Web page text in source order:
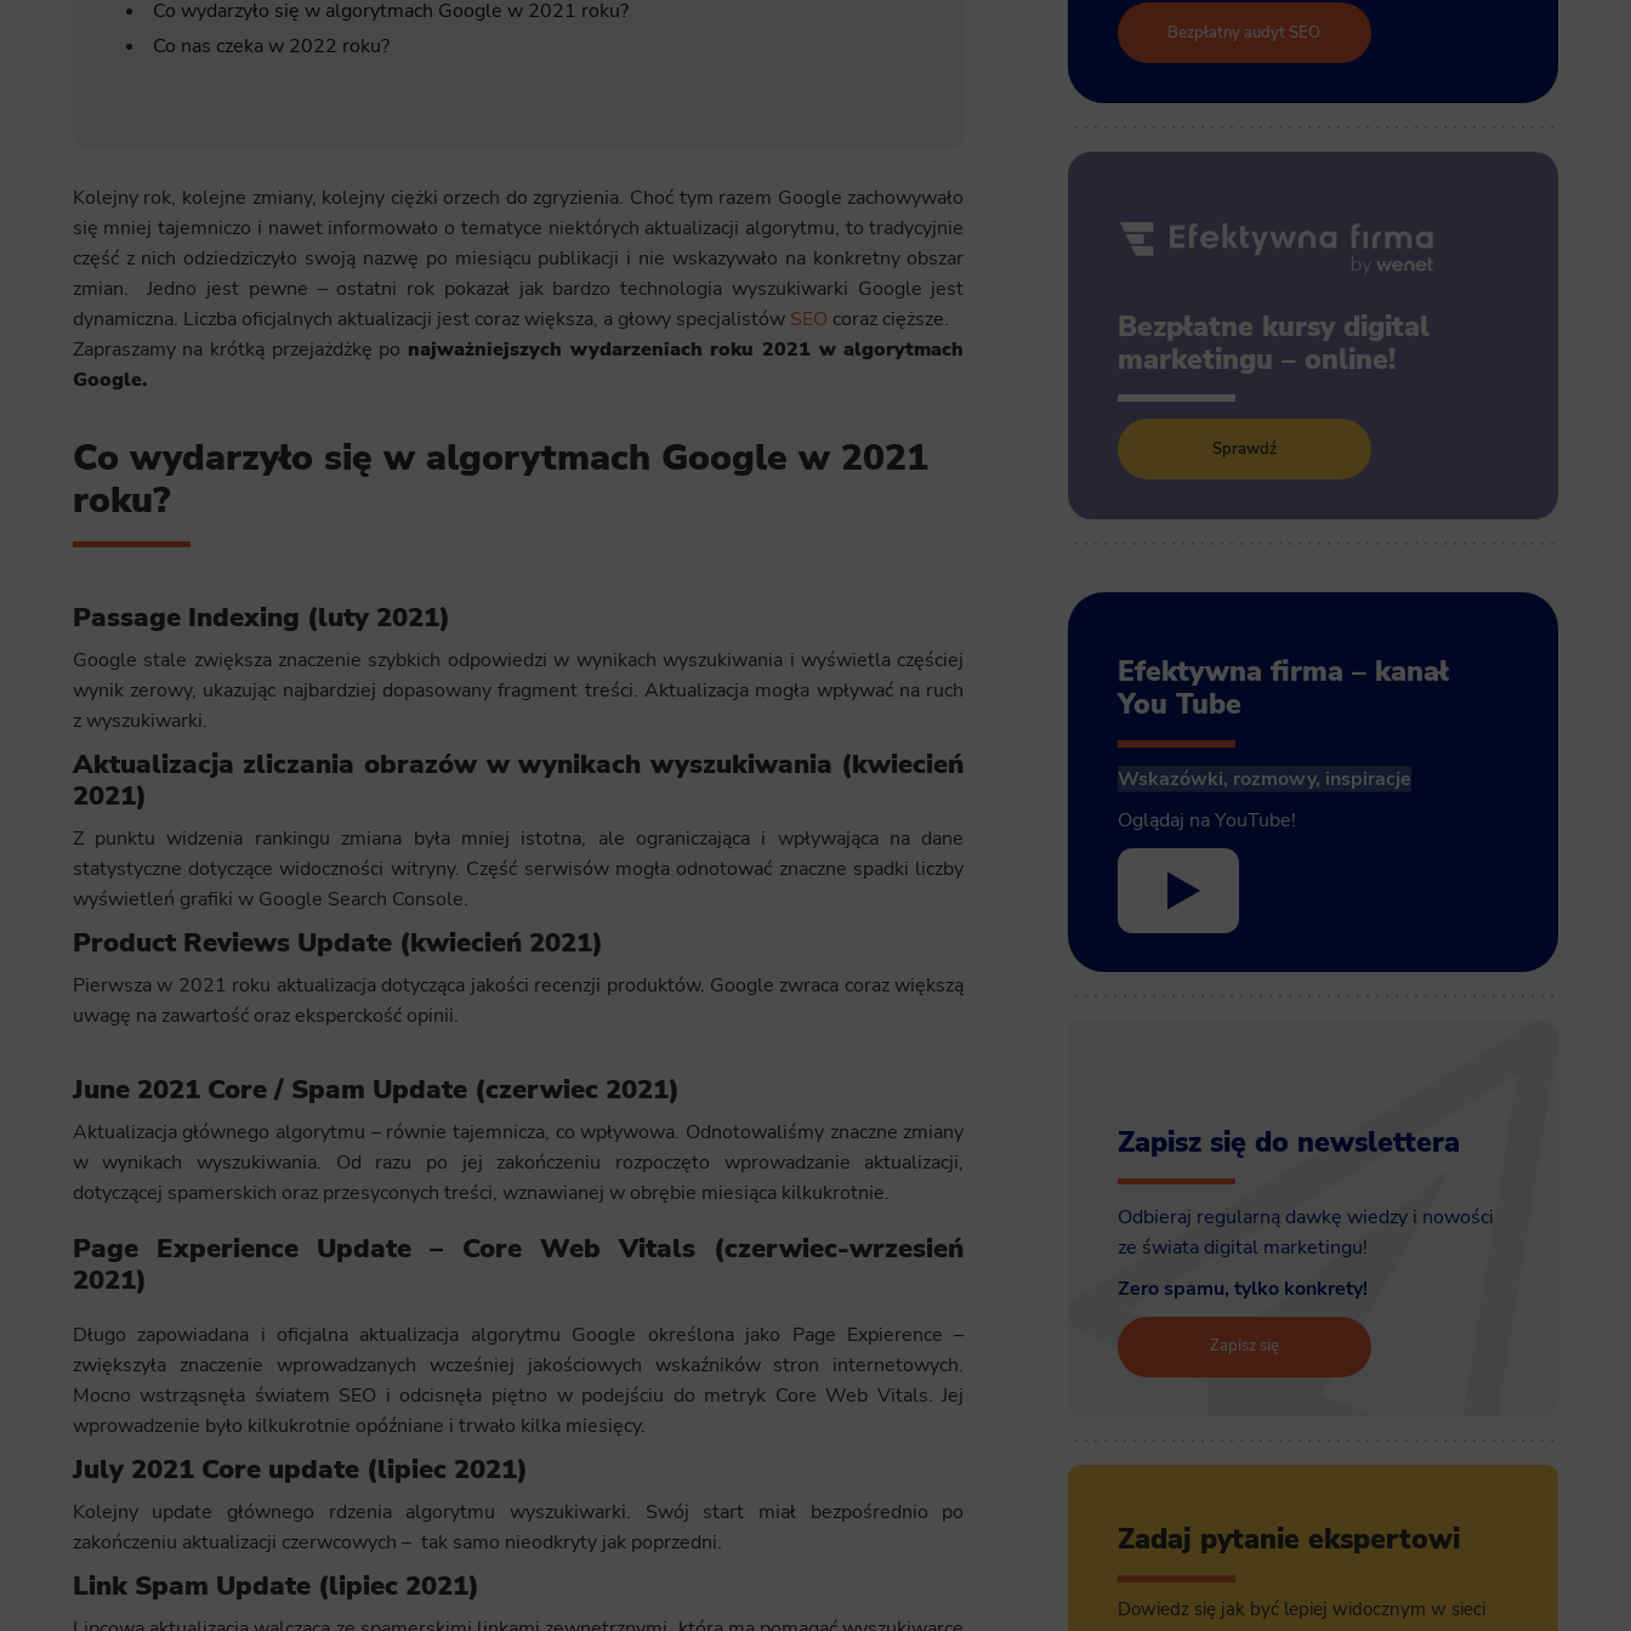
Co wydarzyło się w algorytmach Google w 2021 roku?
Co nas czeka w 2022 roku?
Kolejny rok, kolejne zmiany, kolejny ciężki orzech do zgryzienia. Choć tym razem Google zachowywało
się mniej tajemniczo i nawet informowało o tematyce niektórych aktualizacji algorytmu, to tradycyjnie
część z nich odziedziczyło swoją nazwę po miesiącu publikacji i nie wskazywało na konkretny obszar
zmian. Jedno jest pewne – ostatni rok pokazał jak bardzo technologia wyszukiwarki Google jest
dynamiczna. Liczba oficjalnych aktualizacji jest coraz większa, a głowy specjalistów SEO coraz cięższe.
Zapraszamy na krótką przejażdżkę po najważniejszych wydarzeniach roku 2021 w algorytmach
Google.
Co wydarzyło się w algorytmach Google w 2021
roku?
Passage Indexing (luty 2021)
Google stale zwiększa znaczenie szybkich odpowiedzi w wynikach wyszukiwania i wyświetla częściej
wynik zerowy, ukazując najbardziej dopasowany fragment treści. Aktualizacja mogła wpływać na ruch
z wyszukiwarki.
Aktualizacja zliczania obrazów w wynikach wyszukiwania (kwiecień
2021)
Z punktu widzenia rankingu zmiana była mniej istotna, ale ograniczająca i wpływająca na dane
statystyczne dotyczące widoczności witryny. Część serwisów mogła odnotować znaczne spadki liczby
wyświetleń grafiki w Google Search Console.
Product Reviews Update (kwiecień 2021)
Pierwsza w 2021 roku aktualizacja dotycząca jakości recenzji produktów. Google zwraca coraz większą
uwagę na zawartość oraz eksperckość opinii.
June 2021 Core / Spam Update (czerwiec 2021)
Aktualizacja głównego algorytmu – równie tajemnicza, co wpływowa. Odnotowaliśmy znaczne zmiany
w wynikach wyszukiwania. Od razu po jej zakończeniu rozpoczęto wprowadzanie aktualizacji,
dotyczącej spamerskich oraz przesyconych treści, wznawianej w obrębie miesiąca kilkukrotnie.
Page Experience Update – Core Web Vitals (czerwiec-wrzesień
2021)
Długo zapowiadana i oficjalna aktualizacja algorytmu Google określona jako Page Expierence –
zwiększyła znaczenie wprowadzanych wcześniej jakościowych wskaźników stron internetowych.
Mocno wstrząsnęła światem SEO i odcisnęła piętno w podejściu do metryk Core Web Vitals. Jej
wprowadzenie było kilkukrotnie opóźniane i trwało kilka miesięcy.
July 2021 Core update (lipiec 2021)
Kolejny update głównego rdzenia algorytmu wyszukiwarki. Swój start miał bezpośrednio po
zakończeniu aktualizacji czerwcowych – tak samo nieodkryty jak poprzedni.
Link Spam Update (lipiec 2021)
Bezpłatny audyt SEO
Bezpłatne kursy digital
marketingu – online!
Sprawdź
Efektywna firma – kanał
You Tube
Wskazówki, rozmowy, inspiracje
Oglądaj na YouTube!
Zapisz się do newslettera
Odbieraj regularną dawkę wiedzy i nowości
ze świata digital marketingu!
Zero spamu, tylko konkrety!
Zapisz się
Zadaj pytanie ekspertowi
Dowiedz się jak być lepiej widocznym w sieci